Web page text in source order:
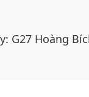
G27 Hoàng